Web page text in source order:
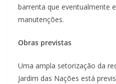
barrenta que eventualmente
manutenções.
Obras previstas
Uma ampla setorização da
Jardim das Nações está